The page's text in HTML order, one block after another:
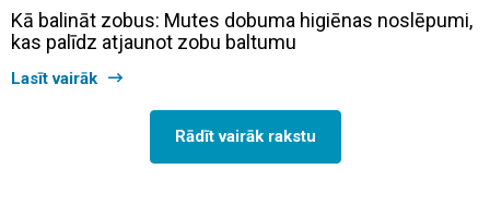
Kā balināt zobus: Mutes dobuma higiēnas noslēpumi,
kas palīdz atjaunot zobu baltumu
Lasīt vairāk
Rādīt vairāk rakstu